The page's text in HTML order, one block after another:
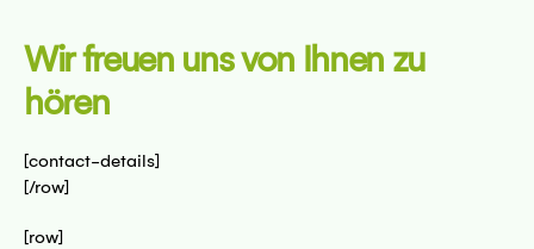
Wir freuen uns von Ihnen zu
hören
[contact-details]
[/row]
[row]
Bochum